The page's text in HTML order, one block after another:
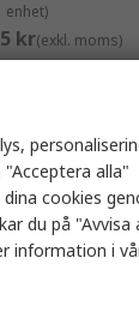
enhet)
kr(exkl. moms)
Lägg ialla"
dina cookies
du på "Avvisa
information i